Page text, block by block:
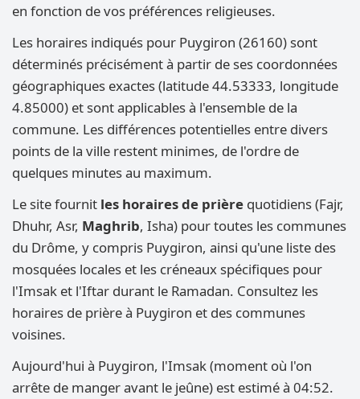
en fonction de vos préférences religieuses.
Les horaires indiqués pour Puygiron (26160) sont
déterminés précisément à partir de ses coordonnées
géographiques exactes (latitude 44.53333, longitude
4.85000) et sont applicables à l'ensemble de la
commune. Les différences potentielles entre divers
points de la ville restent minimes, de l'ordre de
quelques minutes au maximum.
Le site fournit les horaires de prière quotidiens (Fajr,
Dhuhr, Asr, Maghrib, Isha) pour toutes les communes
du Drôme, y compris Puygiron, ainsi qu'une liste des
mosquées locales et les créneaux spécifiques pour
l'Imsak et l'Iftar durant le Ramadan. Consultez les
horaires de prière à Puygiron et des communes
voisines.
Aujourd'hui à Puygiron, l'Imsak (moment où l'on
arrête de manger avant le jeûne) est estimé à 04:52.